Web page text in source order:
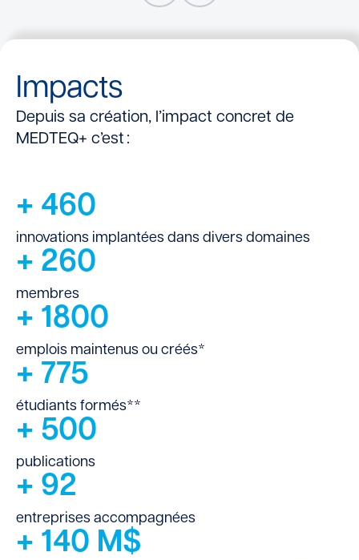
Impacts
Depuis sa création, l’impact concret de
MEDTEQ+ c’est :
+ 460
innovations implantées dans divers domaines
+ 260
membres
+ 1800
emplois maintenus ou créés*
+ 775
étudiants formés**
+ 500
publications
+ 92
entreprises accompagnées
+ 140 M$